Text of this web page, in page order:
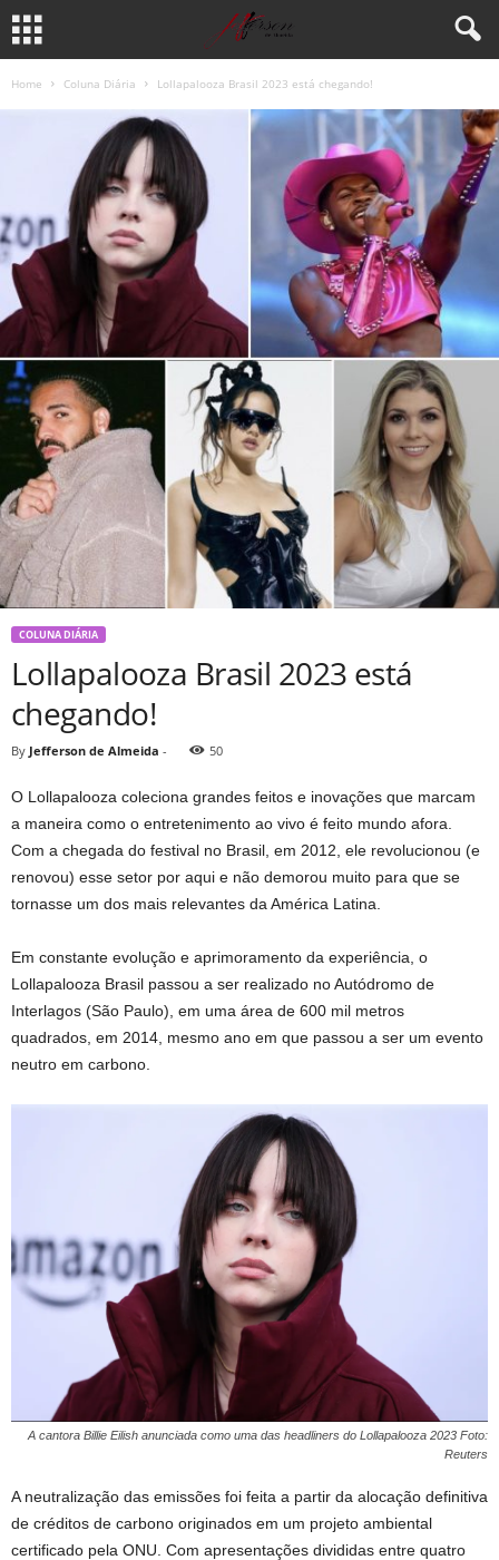
Home Coluna Diária Lollapalooza Brasil 2023 está chegando!
COLUNA DIÁRIA
Lollapalooza Brasil 2023 está
chegando!
By Jefferson de Almeida - 50
O Lollapalooza coleciona grandes feitos e inovações que marcam
a maneira como o entretenimento ao vivo é feito mundo afora.
Com a chegada do festival no Brasil, em 2012, ele revolucionou (e
renovou) esse setor por aqui e não demorou muito para que se
tornasse um dos mais relevantes da América Latina.
Em constante evolução e aprimoramento da experiência, o
Lollapalooza Brasil passou a ser realizado no Autódromo de
Interlagos (São Paulo), em uma área de 600 mil metros
quadrados, em 2014, mesmo ano em que passou a ser um evento
neutro em carbono.
A cantora Billie Eilish anunciada como uma das headliners do Lollapalooza 2023 Foto:
Reuters
A neutralização das emissões foi feita a partir da alocação definitiva
de créditos de carbono originados em um projeto ambiental
certificado pela ONU. Com apresentações divididas entre quatro